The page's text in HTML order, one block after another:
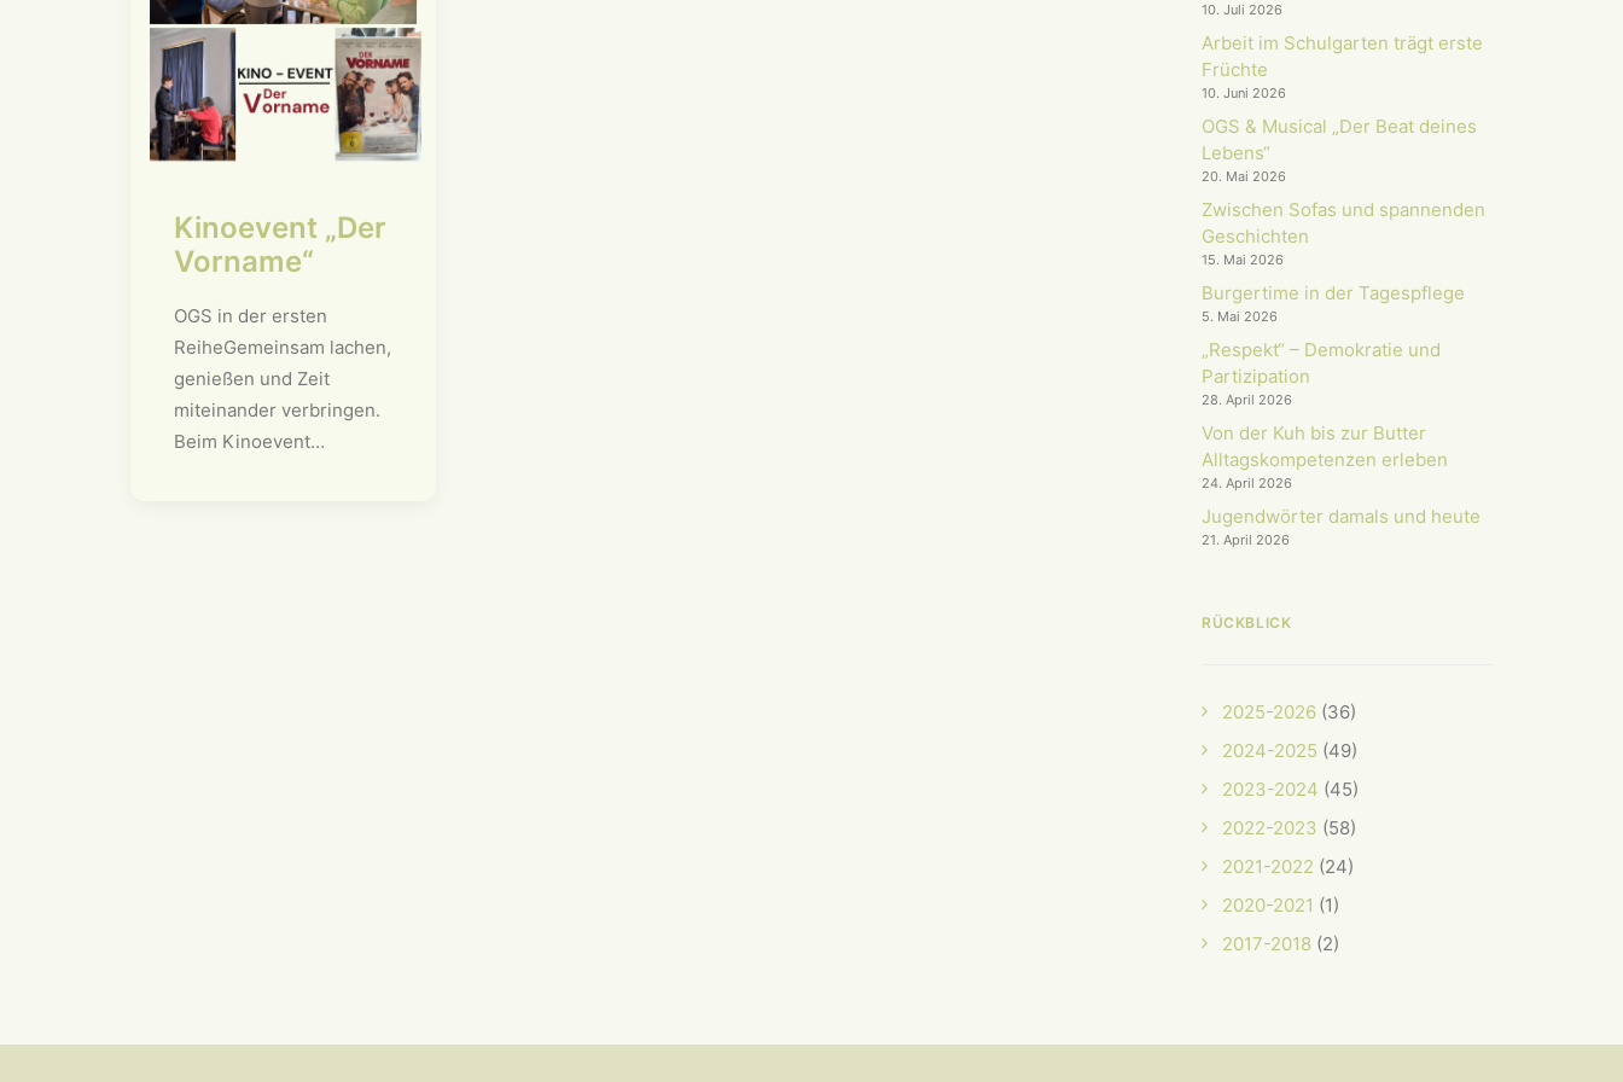
Kinoevent „Der
Vorname“
OGS in der ersten
ReiheGemeinsam lachen,
genießen und Zeit
miteinander verbringen.
Beim Kinoevent…
10. Juli 2026
Arbeit im Schulgarten trägt erste
Früchte
10. Juni 2026
OGS & Musical „Der Beat deines
Lebens“
20. Mai 2026
Zwischen Sofas und spannenden
Geschichten
15. Mai 2026
Burgertime in der Tagespflege
5. Mai 2026
„Respekt“ – Demokratie und
Partizipation
28. April 2026
Von der Kuh bis zur Butter
Alltagskompetenzen erleben
24. April 2026
Jugendwörter damals und heute
21. April 2026
RÜCKBLICK
2025-2026 (36)
2024-2025 (49)
2023-2024 (45)
2022-2023 (58)
2021-2022 (24)
2020-2021 (1)
2017-2018 (2)